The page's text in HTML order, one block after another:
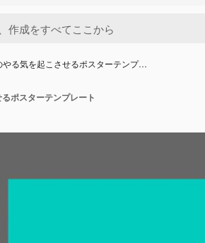
やる気を起こさせるポスターテンプ…
ポスターテンプレート